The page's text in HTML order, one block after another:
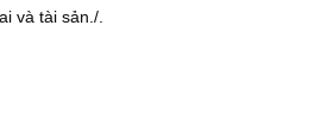
và tài sản./.